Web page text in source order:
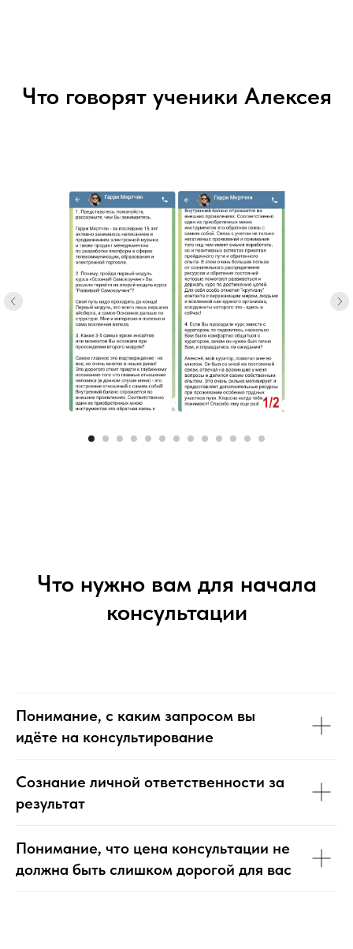
Что говорят ученики Алексея
Что нужно вам для начала
консультации
Понимание, с каким запросом вы
идёте на консультирование
Сознание личной ответственности за
результат
Понимание, что цена консультации не
должна быть слишком дорогой для вас